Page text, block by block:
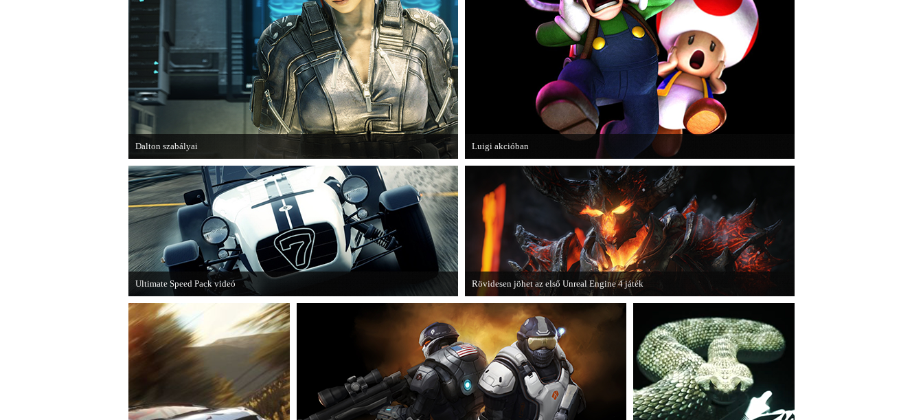
Dalton szabályai
Új videóval jelentkezik az Insomniac Games játéka, a Fuse.
Luigi akcióban
A Nintendo 3DS-re készülő Luigi's Mansion: Dark Moon újabb képeken mutatja meg
magát.
Ultimate Speed Pack videó
Már elérhető a Need for Speed Most Wanted első nagyobb kiegészítő csomagja.
Rövidesen jöhet az első Unreal Engine 4 játék
A Zombie Studios készölő játéka az Epic Games legújabb motorját, az Unreal Engine
4-et fogja használni.